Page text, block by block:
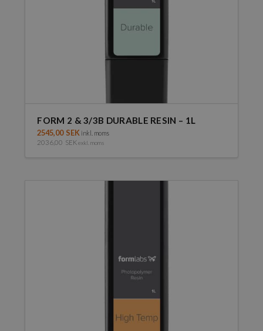
FORM 2 & 3/3B DURABLE RESIN – 1L
2545,00 SEK inkl. moms
2036,00 SEK exkl. moms